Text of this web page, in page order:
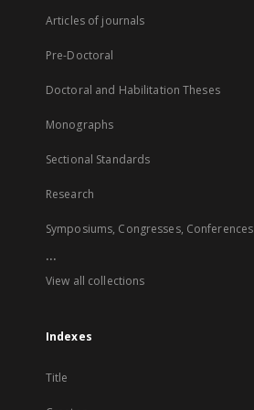
Articles of journals
Pre-Doctoral
Doctoral and Habilitation Theses
Monographs
Sectional Standards
Research
Symposiums, Congresses, Conferences
...
View all collections
Indexes
Title